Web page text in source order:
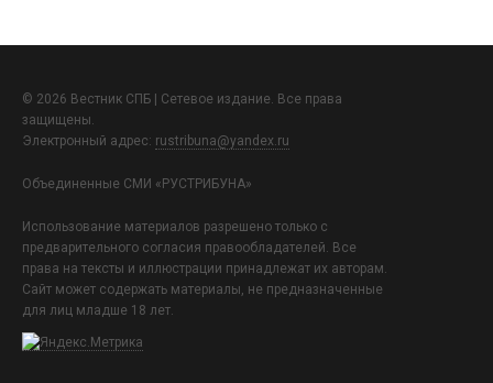
© 2026 Вестник СПБ | Сетевое издание. Все права
защищены.
Электронный адрес: rustribuna@yandex.ru
Объединенные СМИ «РУСТРИБУНА»
Использование материалов разрешено только с
предварительного согласия правообладателей. Все
права на тексты и иллюстрации принадлежат их авторам.
Сайт может содержать материалы, не предназначенные
для лиц младше 18 лет.